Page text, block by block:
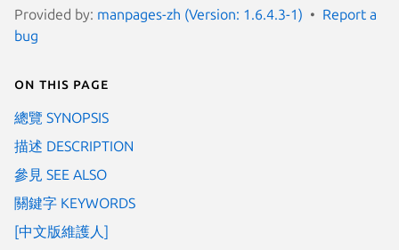
Provided by: manpages-zh (Version: 1.6.4.3-1)
Report a
bug
On this page
總覽 SYNOPSIS
描述 DESCRIPTION
參見 SEE ALSO
關鍵字 KEYWORDS
[中文版維護人]